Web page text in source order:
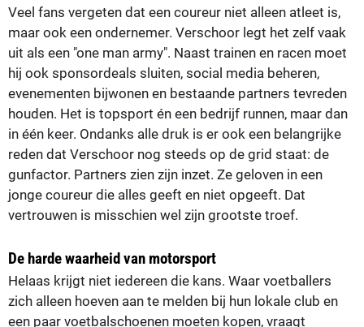
Veel fans vergeten dat een coureur niet alleen atleet is,
maar ook een ondernemer. Verschoor legt het zelf vaak
uit als een "one man army". Naast trainen en racen moet
hij ook sponsordeals sluiten, social media beheren,
evenementen bijwonen en bestaande partners tevreden
houden. Het is topsport én een bedrijf runnen, maar dan
in één keer. Ondanks alle druk is er ook een belangrijke
reden dat Verschoor nog steeds op de grid staat: de
gunfactor. Partners zien zijn inzet. Ze geloven in een
jonge coureur die alles geeft en niet opgeeft. Dat
vertrouwen is misschien wel zijn grootste troef.
De harde waarheid van motorsport
Helaas krijgt niet iedereen die kans. Waar voetballers
zich alleen hoeven aan te melden bij hun lokale club en
een paar voetbalschoenen moeten kopen, vraagt